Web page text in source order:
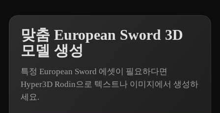
맞춤 European Sword 3D
모델 생성
특정 European Sword 에셋이 필요하다면
Hyper3D Rodin으로 텍스트나 이미지에서 생성하
세요.